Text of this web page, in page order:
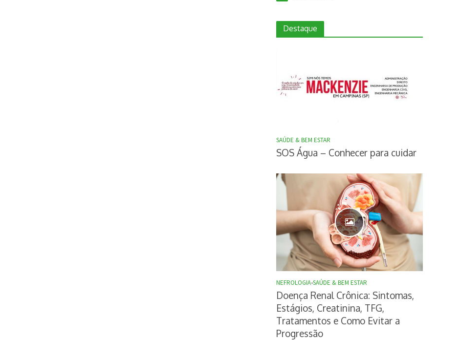
Destaque
SAÚDE & BEM ESTAR
SOS Água – Conhecer para cuidar
NEFROLOGIA•SAÚDE & BEM ESTAR
Doença Renal Crônica: Sintomas,
Estágios, Creatinina, TFG,
Tratamentos e Como Evitar a
Progressão